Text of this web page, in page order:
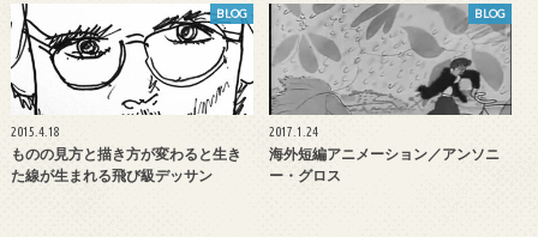
BLOG
2015.4.18
ものの見方と描き方が変わると生き
た線が生まれる飛び級デッサン
BLOG
2017.1.24
海外短編アニメーション／アンソニ
ー・グロス